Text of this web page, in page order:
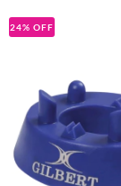
24% OFF